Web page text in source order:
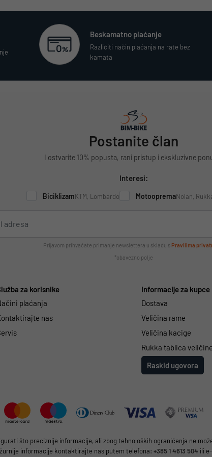
Beskamatno plaćanje
Različiti način plaćanja na rate bez
kamata
Postanite član
I ostvarite 10% popusta, rani pristup i ekskluzivne
Interesi:
BiciklizamKTM, Lombardo MotoopremaNolan,
Prijavom prihvaćate primanje newslettera u skladu s Pravilima
*obavezno polje
za korisnike
plaćanja
nas
Informacije za kupce
Dostava
Veličina rame
Veličina kacige
Rukka tablica veličine
Raskid ugovora
što preciznije informacije, ali zbog tehnoloških ograničenja ne
informacije kontaktirajte nas putem telefona: +385 1 4613 504 ili